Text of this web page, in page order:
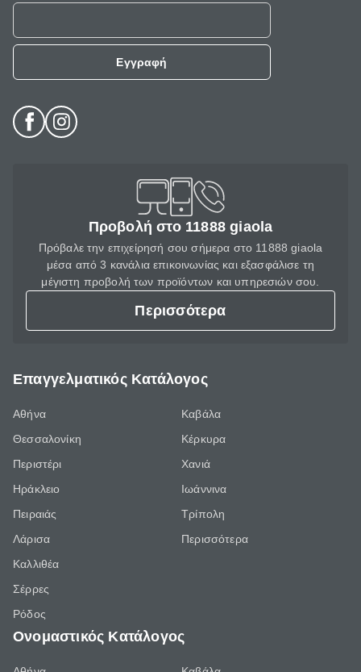
Εγγραφή
Προβολή στο 11888 giaola
Πρόβαλε την επιχείρησή σου σήμερα στο 11888 giaola
μέσα από 3 κανάλια επικοινωνίας και εξασφάλισε τη
μέγιστη προβολή των προϊόντων και υπηρεσιών σου.
Περισσότερα
Επαγγελματικός Κατάλογος
Αθήνα
Θεσσαλονίκη
Περιστέρι
Ηράκλειο
Πειραιάς
Λάρισα
Καλλιθέα
Σέρρες
Ρόδος
Καβάλα
Κέρκυρα
Χανιά
Ιωάννινα
Τρίπολη
Περισσότερα
Ονομαστικός Κατάλογος